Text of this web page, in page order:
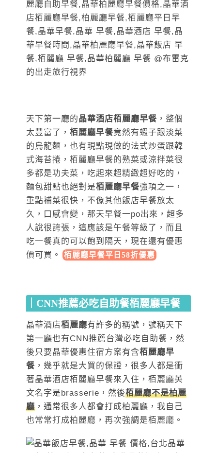
天下第一廳的晶華酒店栢麗廳早餐 ，整個
太豐富了， 栢麗廳早餐竟然有蝦子跟淡菜
的烏龍麵，也有現點現做的法式炒蛋跟韓
式海苔捲，栢麗廳早餐的熟菜或涼拌菜很
多都是功夫菜，吃起來超精緻超好吃的，
麵包甜點也絕對是栢麗廳早餐強項之一，
重點補菜很快，不像其他飯店早餐放太
久，口感會變，那天早餐一po出來，超多
人說很誇張，這應該是午餐等級了，而且
吃一餐真的可以飽到隔天，現在還有優惠
價可買。
栢麗廳早餐平日58折優惠
｜CNN推薦必吃自助餐栢麗廳早餐
晶華酒店栢麗廳有許多的稱號，號稱天下
第一廳也有CNN推薦台灣必吃自助餐，然
後只要晶華優惠住宿方案有含栢麗廳早
餐 ，幾乎就是大買的保證，很多人都是衝
著晶華酒店栢麗廳早餐來入住，栢麗廳英
文名字是brasserie，然後栢麗廳不是柏麗
廳 ，通常很多人都會打成柏麗廳，我自己
也常常打成柏麗廳，再次強調是栢麗廳。